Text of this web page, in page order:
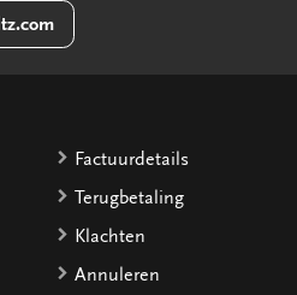
Factuurdetails
Terugbetaling
Klachten
Annuleren